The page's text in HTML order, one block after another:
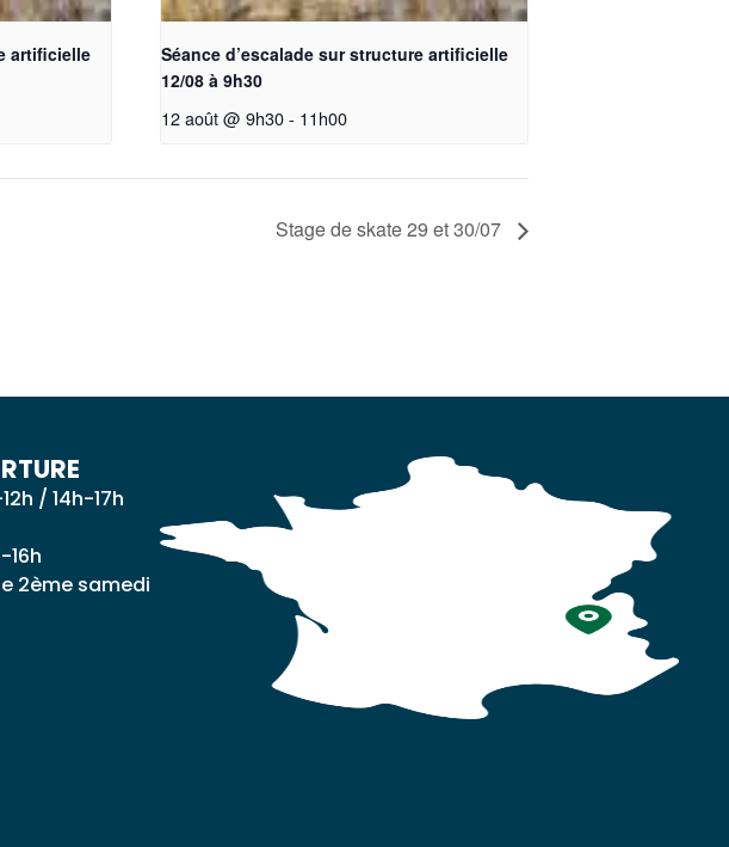
artificielle
Séance d’escalade sur structure artificielle
12/08 à 9h30
12 août @ 9h30- 11h00
Stage de skate 29 et 30/07
/ 14h-17h
16h
2ème samedi